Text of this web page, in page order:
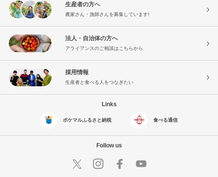
生産者の方へ
農家さん・漁師さんを募集しています!
法人・自治体の方へ
アライアンスのご相談はこちらから
採用情報
生産者と食べる人をつなぎたい
Links
ポケマルふるさと納税 食べる通信
Follow us